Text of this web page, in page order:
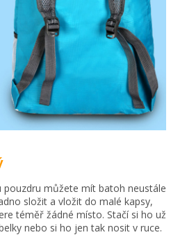
pouzdru můžete mít batoh neustále
složit a vložit do malé kapsy,
téměř žádné místo. Stačí si ho už
nebo si ho jen tak nosit v ruce.